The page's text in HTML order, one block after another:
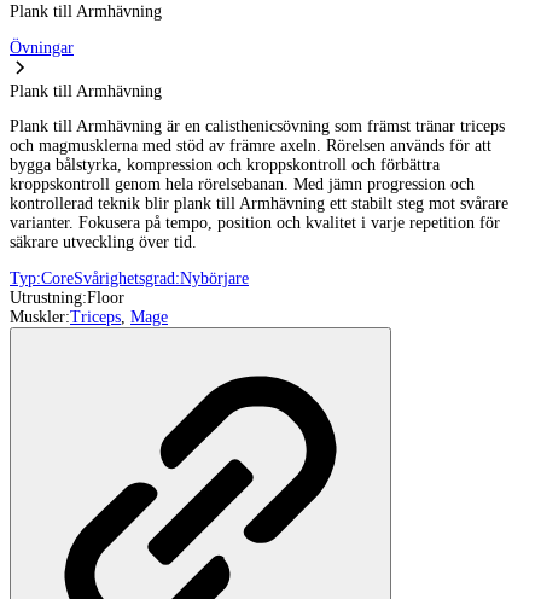
Plank till Armhävning
Övningar
Plank till Armhävning
Plank till Armhävning är en calisthenicsövning som främst tränar triceps
och magmusklerna med stöd av främre axeln. Rörelsen används för att
bygga bålstyrka, kompression och kroppskontroll och förbättra
kroppskontroll genom hela rörelsebanan. Med jämn progression och
kontrollerad teknik blir plank till Armhävning ett stabilt steg mot svårare
varianter. Fokusera på tempo, position och kvalitet i varje repetition för
säkrare utveckling över tid.
Typ:CoreSvårighetsgrad:Nybörjare
Utrustning:Floor
Muskler:Triceps, Mage